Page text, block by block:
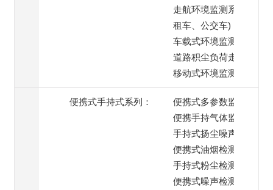
走航环境监测系统(出
租车、公交车)
车载式环境监测系统
道路积尘负荷走航监测
移动式环境监测系统
便携式手持式系列：
便携式多参数监测仪
便携手持气体监测仪
手持式扬尘噪声监测仪
便携式油烟检测仪
手持式粉尘检测仪
便携式噪声检测仪